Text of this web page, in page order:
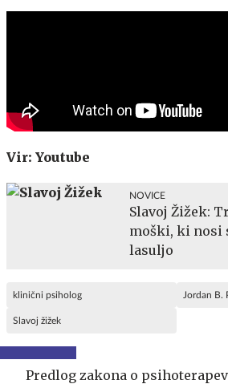
Vir: Youtube
NOVICE
Slavoj Žižek:
moški, ki nosi
lasuljo
klinični psiholog Jordan B.
Slavoj žižek
Predlog zakona o